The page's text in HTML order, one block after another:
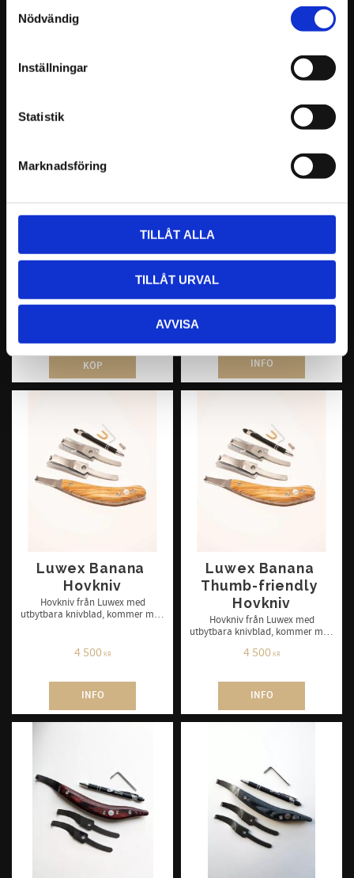
Nödvändig
Inställningar
Statistik
Marknadsföring
TILLÅT ALLA
TILLÅT URVAL
AVVISA
ICAR Vet 2.0 Loop
Hovkniv 35mm
ICAR loopkniv tillverkas i Italien av
superskarpt rostfritt stål designat
35mm variant
KÖP
ICAR Vet 2.0
Utbytesblad, Drop
Reservblad inklusive fästskruv till
din hovkniv ICAR Vet 2.0 Drop eller
INFO
Luwex Banana
Hovkniv
​Hovkniv från Luwex med
utbytbara knivblad, kommer med
4 500KR
INFO
Luwex Banana
Thumb-friendly
Hovkniv
​Hovkniv från Luwex med
utbytbara knivblad, kommer med
knivblad
4 500KR
INFO